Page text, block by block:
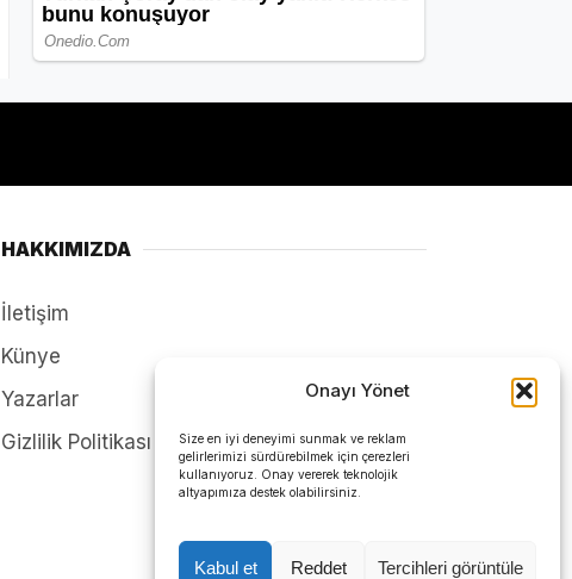
Onayı Yönet
Size en iyi deneyimi sunmak ve reklam
gelirlerimizi sürdürebilmek için çerezleri
kullanıyoruz. Onay vererek teknolojik
altyapımıza destek olabilirsiniz.
Kabul et Reddet Tercihleri görüntüle
HAKKIMIZDA
İletişim
Künye
Yazarlar
Gizlilik Politikası